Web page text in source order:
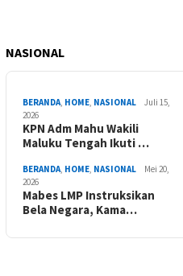
NASIONAL
BERANDA, HOME, NASIONAL
Juli 15,
2026
KPN Adm Mahu Wakili
Maluku Tengah Ikuti …
BERANDA, HOME, NASIONAL
Mei 20,
2026
Mabes LMP Instruksikan
Bela Negara, Kama…